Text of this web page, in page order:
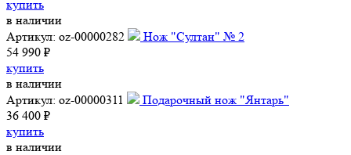
купить
в наличии
Артикул: oz-00000282
Нож "Султан" № 2
54 990 ₽
купить
в наличии
Артикул: oz-00000311
Подарочный нож "Янтарь"
36 400 ₽
купить
в наличии